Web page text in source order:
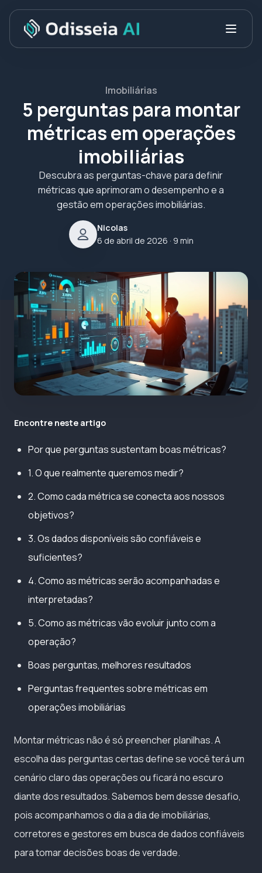
Imobiliárias
5 perguntas para montar
métricas em operações
imobiliárias
Descubra as perguntas-chave para definir
métricas que aprimoram o desempenho e a
gestão em operações imobiliárias.
Nicolas
6 de abril de 2026 · 9 min
Encontre neste artigo
Por que perguntas sustentam boas métricas?
1. O que realmente queremos medir?
2. Como cada métrica se conecta aos nossos
objetivos?
3. Os dados disponíveis são confiáveis e
suficientes?
4. Como as métricas serão acompanhadas e
interpretadas?
5. Como as métricas vão evoluir junto com a
operação?
Boas perguntas, melhores resultados
Perguntas frequentes sobre métricas em
operações imobiliárias
Montar métricas não é só preencher planilhas. A
escolha das perguntas certas define se você terá um
cenário claro das operações ou ficará no escuro
diante dos resultados. Sabemos bem desse desafio,
pois acompanhamos o dia a dia de imobiliárias,
corretores e gestores em busca de dados confiáveis
para tomar decisões boas de verdade.